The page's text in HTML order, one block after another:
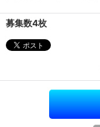
募集数4枚